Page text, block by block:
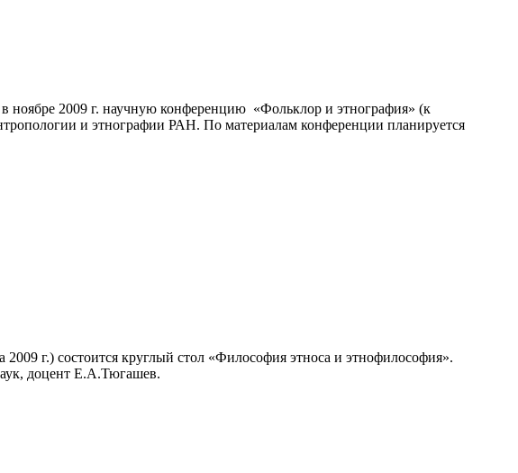
ноябре 2009 г. научную конференцию «Фольклор и этнография» (к
и этнографии РАН. По материалам конференции планируется
г.) состоится круглый стол «Философия этноса и этнофилософия».
доцент Е.А.Тюгашев.